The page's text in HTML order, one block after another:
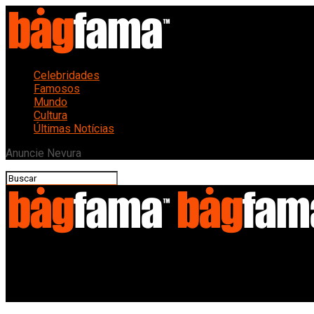
Celebridades
Famosos
Mundo
Cultura
Últimas Notícias
Anuncie Nevura